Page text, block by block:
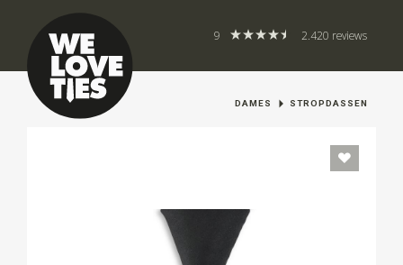
9 2.420 reviews
DAMES STROPDASSEN